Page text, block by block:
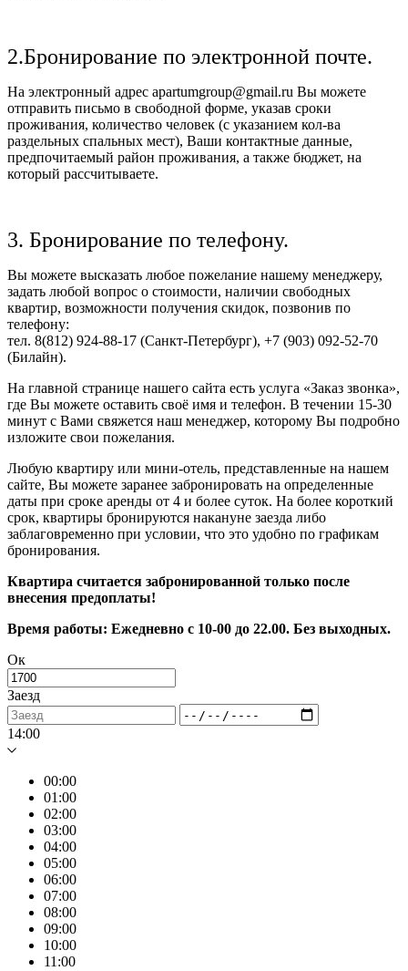
2.Бронирование по электронной почте.
На электронный адрес apartumgroup@gmail.ru Вы можете
отправить письмо в свободной форме, указав сроки
проживания, количество человек (с указанием кол-ва
раздельных спальных мест), Ваши контактные данные,
предпочитаемый район проживания, а также бюджет, на
который рассчитываете.
3. Бронирование по телефону.
Вы можете высказать любое пожелание нашему менеджеру,
задать любой вопрос о стоимости, наличии свободных
квартир, возможности получения скидок, позвонив по
телефону:
тел. 8(812) 924-88-17 (Санкт-Петербург), +7 (903) 092-52-70
(Билайн).
На главной странице нашего сайта есть услуга «Заказ звонка»,
где Вы можете оставить своё имя и телефон. В течении 15-30
минут с Вами свяжется наш менеджер, которому Вы подробно
изложите свои пожелания.
Любую квартиру или мини-отель, представленные на нашем
сайте, Вы можете заранее забронировать на определенные
даты при сроке аренды от 4 и более суток. На более короткий
срок, квартиры бронируются накануне заезда либо
заблаговременно при условии, что это удобно по графикам
бронирования.
Квартира считается забронированной только после
внесения предоплаты!
Время работы: Ежедневно с 10-00 до 22.00. Без выходных.
Ок
Заезд
14:00
00:00
01:00
02:00
03:00
04:00
05:00
06:00
07:00
08:00
09:00
10:00
11:00